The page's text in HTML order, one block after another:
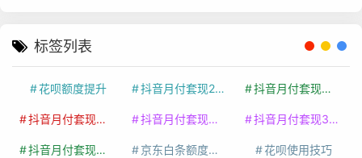
标签列表
花呗额度提升 抖音月付套现24小时接单 抖音月付套现怎么套
抖音月付套现多少手续费 抖音月付套现商家有哪些 抖音月付套现30秒技巧
抖音月付套现最新方法 京东白条额度提升 花呗使用技巧